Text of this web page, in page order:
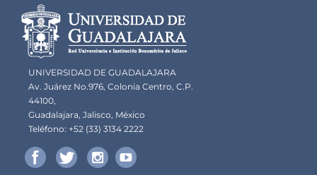
Información del
portal
UNIVERSIDAD DE GUADALAJARA
Av. Juárez No.976, Colonia Centro, C.P.
44100,
Guadalajara, Jalisco, México
Teléfono: +52 (33) 3134 2222